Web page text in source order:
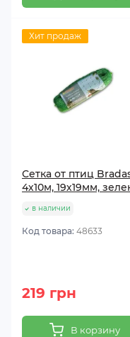
Хит продаж
Сетка от птиц
4х10м, 19х19мм,
в наличии
Код товара: 48633
219 грн
В корзину